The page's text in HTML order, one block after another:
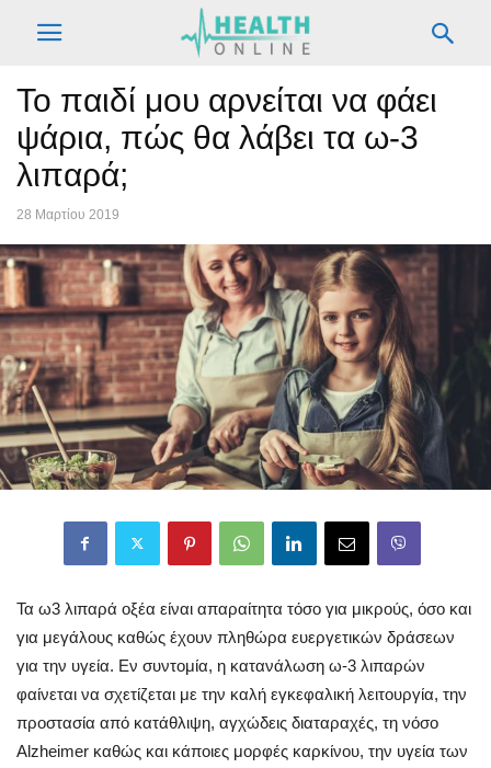
Το παιδί μου αρνείται να φάει
ψάρια, πώς θα λάβει τα ω-3
λιπαρά;
28 Μαρτίου 2019
Τα ω3 λιπαρά οξέα είναι απαραίτητα τόσο για μικρούς, όσο και
για μεγάλους καθώς έχουν πληθώρα ευεργετικών δράσεων
για την υγεία. Εν συντομία, η κατανάλωση ω-3 λιπαρών
φαίνεται να σχετίζεται με την καλή εγκεφαλική λειτουργία, την
προστασία από κατάθλιψη, αγχώδεις διαταραχές, τη νόσο
Alzheimer καθώς και κάποιες μορφές καρκίνου, την υγεία των